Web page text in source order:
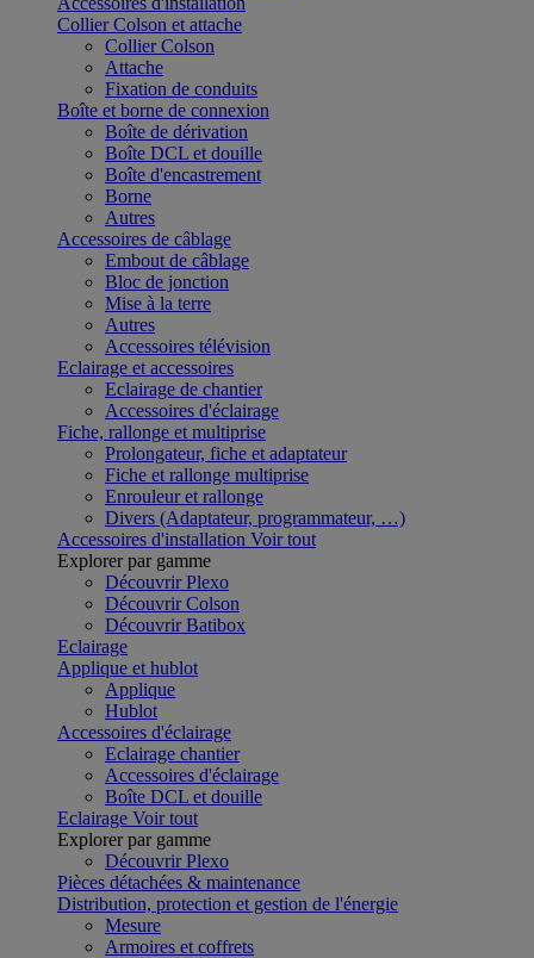
Collier Colson et attache
Collier Colson
Attache
Fixation de conduits
Boîte et borne de connexion
Boîte de dérivation
Boîte DCL et douille
Boîte d'encastrement
Borne
Autres
Accessoires de câblage
Embout de câblage
Bloc de jonction
Mise à la terre
Autres
Accessoires télévision
Eclairage et accessoires
Eclairage de chantier
Accessoires d'éclairage
Fiche, rallonge et multiprise
Prolongateur, fiche et adaptateur
Fiche et rallonge multiprise
Enrouleur et rallonge
Divers (Adaptateur, programmateur, …)
Accessoires d'installation Voir tout
Explorer par gamme
Découvrir Plexo
Découvrir Colson
Découvrir Batibox
Eclairage
Applique et hublot
Applique
Hublot
Accessoires d'éclairage
Eclairage chantier
Accessoires d'éclairage
Boîte DCL et douille
Eclairage Voir tout
Explorer par gamme
Découvrir Plexo
Pièces détachées & maintenance
Distribution, protection et gestion de l'énergie
Mesure
Armoires et coffrets